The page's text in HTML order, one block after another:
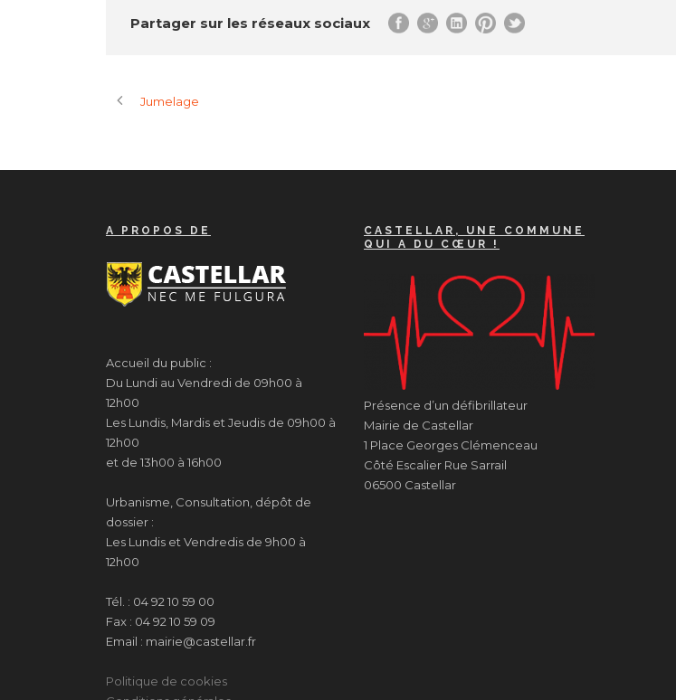
Partager sur les réseaux sociaux
Jumelage
A PROPOS DE
Accueil du public :
Du Lundi au Vendredi de 09h00 à
12h00
Les Lundis, Mardis et Jeudis de 09h00 à
12h00
et de 13h00 à 16h00
Urbanisme, Consultation, dépôt de
dossier :
Les Lundis et Vendredis de 9h00 à
12h00
Tél. : 04 92 10 59 00
Fax : 04 92 10 59 09
Email : mairie@castellar.fr
Politique de cookies
CASTELLAR, UNE COMMUNE
QUI A DU CŒUR !
Présence d’un défibrillateur
Mairie de Castellar
1 Place Georges Clémenceau
Côté Escalier Rue Sarrail
06500 Castellar